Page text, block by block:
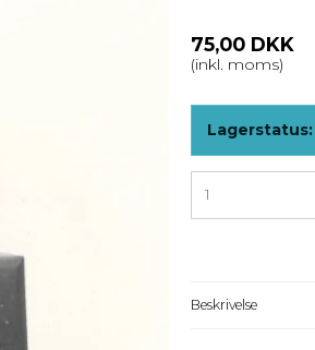
75,00 DKK
(inkl. moms)
Lagerstatus:
Beskrivelse